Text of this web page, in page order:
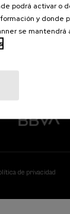
Donostia /
Spain
con
de privacidad
podrá activar o
y donde
se